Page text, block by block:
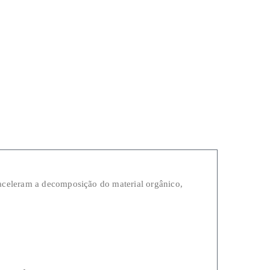
a decomposição do material orgânico,